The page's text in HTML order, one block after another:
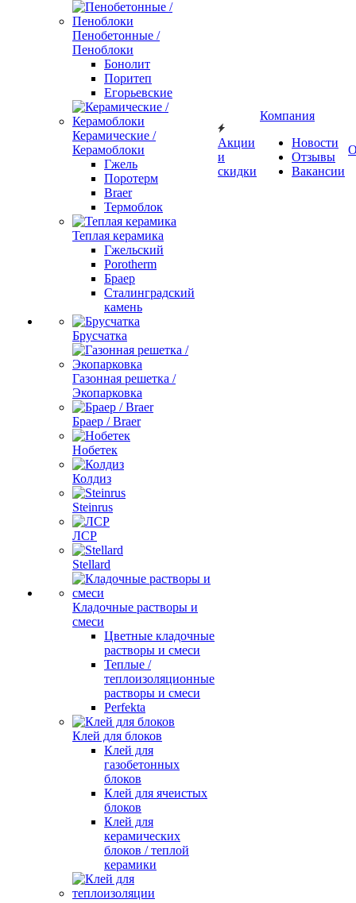
Пенобетонные /
Пеноблоки
Бонолит
Поритеп
Егорьевские
Керамические /
Керамоблоки
Гжель
Поротерм
Braer
Термоблок
Теплая керамика
Гжельский
Porotherm
Браер
Сталинградский
камень
Брусчатка
Газонная решетка /
Экопарковка
Браер / Braer
Нобетек
Колдиз
Steinrus
ЛСР
Stellard
Кладочные растворы и
смеси
Цветные кладочные
растворы и смеси
Теплые /
теплоизоляционные
растворы и смеси
Perfekta
Клей для блоков
Клей для
газобетонных
блоков
Клей для ячеистых
блоков
Клей для
керамических
блоков / теплой
керамики
Акции
и
скидки
Компания
Новости
Отзывы
Вакансии